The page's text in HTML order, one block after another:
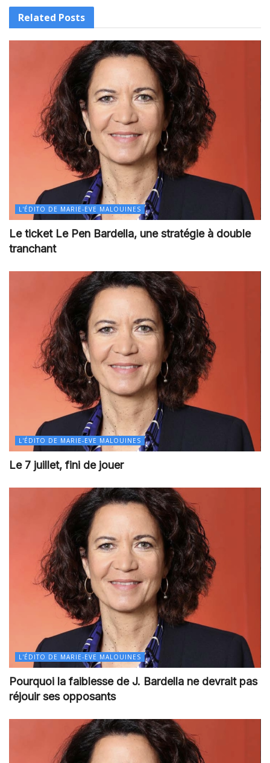
Related Posts
L'ÉDITO DE MARIE-EVE MALOUINES
Le ticket Le Pen Bardella, une stratégie à double
tranchant
L'ÉDITO DE MARIE-EVE MALOUINES
Le 7 juillet, fini de jouer
L'ÉDITO DE MARIE-EVE MALOUINES
Pourquoi la faiblesse de J. Bardella ne devrait pas
réjouir ses opposants